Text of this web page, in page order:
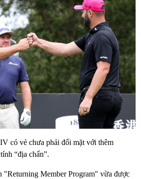
có vẻ chưa phải đối mặt với thêm
“địa chấn”.
"Returning Member Program" vừa được